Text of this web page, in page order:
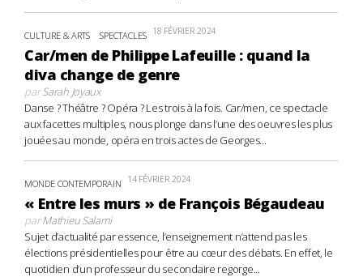
CULTURE & ARTS SPECTACLES 18 FÉVRIER 2024
Car/men de Philippe Lafeuille : quand la
diva change de genre
parSarah Joyaux
Danse ? Théâtre ? Opéra ? Les trois à la fois. Car/men, ce spectacle
aux facettes multiples, nous plonge dans l’une des oeuvres les plus
jouées au monde, opéra en trois actes de Georges...
MONDE CONTEMPORAIN 14 FÉVRIER 2024
« Entre les murs » de François Bégaudeau
parMathieu Salami
Sujet d’actualité par essence, l’enseignement n’attend pas les
élections présidentielles pour être au cœur des débats. En effet, le
quotidien d’un professeur du secondaire regorge...